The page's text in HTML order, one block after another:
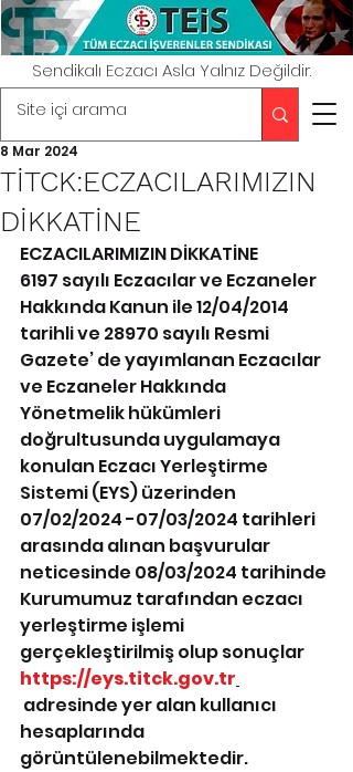
Sendikalı Eczacı Asla Yalnız Değildir.
TİTCK:ECZACILARIMIZIN
DİKKATİNE
8 Mar 2024
ECZACILARIMIZIN DİKKATİNE
6197 sayılı Eczacılar ve Eczaneler
Hakkında Kanun ile 12/04/2014
tarihli ve 28970 sayılı Resmi
Gazete’ de yayımlanan Eczacılar
ve Eczaneler Hakkında
Yönetmelik hükümleri
doğrultusunda uygulamaya
konulan Eczacı Yerleştirme
Sistemi (EYS) üzerinden
07/02/2024 -07/03/2024 tarihleri
arasında alınan başvurular
neticesinde 08/03/2024 tarihinde
Kurumumuz tarafından eczacı
yerleştirme işlemi
gerçekleştirilmiş olup sonuçlar
https://eys.titck.gov.tr
adresinde yer alan kullanıcı
hesaplarında
görüntülenebilmektedir.